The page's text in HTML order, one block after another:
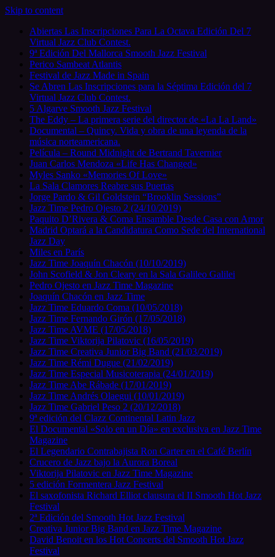
Skip to content
Abiertas Las Inscripciones Para La Octava Edición Del 7
Virtual Jazz Club Contest.
9ª Edición Del Mallorca Smooth Jazz Festival
Perico Sambeat Atlantis
Festival de Jazz Made in Spain
Se Abren Las Inscripciones para la Séptima Edición del 7
Virtual Jazz Club Contest.
5 Algarve Smooth Jazz Festival
The Eddy – La primera serie del director de «La La Land»
Documental – Quincy. Vida y obra de una leyenda de la
música norteamericana.
Película – Round Midnight de Bertrand Tavernier
Juan Carlos Mendoza «Life Has Changed»
Myles Sanko «Memories Of Love»
La Sala Clamores Reabre sus Puertas
Jorge Pardo & Gil Goldstein “Brooklin Sessions”
Jazz Time Pedro Ojesto 2 (24/10/2019)
Paquito D’Rivera & Coma Ensamble Desde Casa con Amor
Madrid Optará a la Candidatura Como Sede del International
Jazz Day
Miles en París
Jazz Time Joaquín Chacón (10/10/2019)
John Scofield & Jon Cleary en la Sala Galileo Galilei
Pedro Ojesto en Jazz Time Magazine
Joaquín Chacón en Jazz Time
Jazz Time Eduardo Coma (10/05/2018)
Jazz Time Fernando Girón (17/05/2018)
Jazz Time AVME (17/05/2018)
Jazz Time Viktorija Pilatovic (16/05/2019)
Jazz Time Creativa Junior Big Band (21/03/2019)
Jazz Time Rémi Dugue (21/02/2019)
Jazz Time Especial Musicoterapia (24/01/2019)
Jazz Time Abe Rábade (17/01/2019)
Jazz Time Andrés Olaegui (10/01/2019)
Jazz Time Gabriel Peso 2 (20/12/2018)
9ª edición del Clazz Continental Latin Jazz
El Documental «Solo en un Día» en exclusiva en Jazz Time
Magazine
El Legendario Contrabajista Ron Carter en el Café Berlín
Crucero de Jazz bajo la Aurora Boreal
Viktorija Pilatovic en Jazz Time Magazine
5 edición Formentera Jazz Festival
El saxofonista Richard Elliot clausura el II Smooth Hot Jazz
Festival
2ª Edición del Smooth Hot Jazz Festival
Creativa Junior Big Band en Jazz Time Magazine
David Benoit en los Hot Concerts del Smooth Hot Jazz
Festival